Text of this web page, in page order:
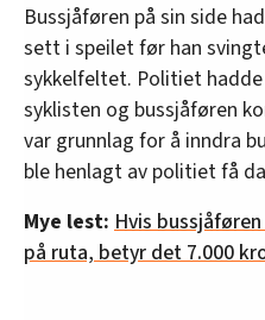
Bussjåføren på sin side
sett i speilet før han
sykkelfeltet. Politiet
syklisten og bussjåføren
var grunnlag for å inndra
ble henlagt av politiet få
Mye lest: Hvis
på ruta, betyr det 7.000